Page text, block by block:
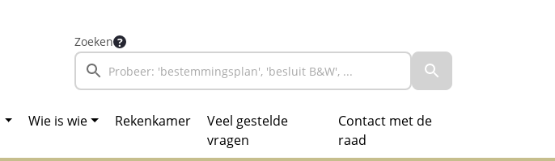
Zoeken
Wie is wie Rekenkamer
Veel gestelde
vragen
Contact met de
raad